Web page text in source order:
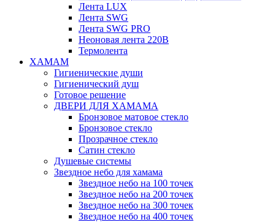
Лента LUX
Лента SWG
Лента SWG PRO
Неоновая лента 220В
Термолента
ХАМАМ
Гигиенические души
Гигиенический душ
Готовое решение
ДВЕРИ ДЛЯ ХАМАМА
Бронзовое матовое стекло
Бронзовое стекло
Прозрачное стекло
Сатин стекло
Душевые системы
Звездное небо для хамама
Звездное небо на 100 точек
Звездное небо на 200 точек
Звездное небо на 300 точек
Звездное небо на 400 точек